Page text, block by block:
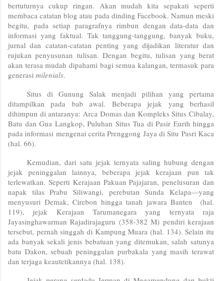
bertuturnya cukup ringan. Akan mudah kita sepakati seperti
membaca catatan blog atau pada dinding Facebook. Namun meski
begitu, pada setiap paragrafnya rimbun dengan data-data dan
informasi yang faktual. Tak tanggung-tanggung, banyak buku,
jurnal dan catatan-catatan penting yang dijadikan literatur dan
rujukan penyusunan tulisan. Dengan begitu, tulisan yang berat
akan terasa mudah dipahami bagi semua kalangan, termasuk para
generasi milenials.
Situs di Gunung Salak menjadi pilihan yang pertama
ditampilkan pada bab awal. Beberapa jejak yang berhasil
dihimpun di antaranya: Arca Domas dan Kompleks Situs Cibalay,
Batu dan Gua Langkop, Puluhan Situs Tua di Pasir Eurih hingga
pada informasi mengenai cerita Prenggong Jaya di Situ Pasri Kaca
(hal. 66).
Kemudian, dari satu jejak ternyata saling hubung dengan
jejak peninggalan lainnya, beberapa jejak kerajaan pun tak
terlewatkan. Seperti Kerajaan Pakuan Pajajaran, penelusuran dan
napak tilas Prabu Siliwangi, perebutan Sunda Kelapa—yang
menyusuri Demak, Cirebon hingga tanah jawara Banten
(hal.
119), jejak Kerajaan Tarumanegara yang ternyata raja
Jayasinghawarman Rajadirajaguru (358-382 M) pendiri kerajaan
tersebut, pernah singgah di Kampung Muara (hal. 134). Selain itu
ada banyak sekali jenis bebatuan yang ditemukan, salah satunya
batu Dakon, sebuah peninggalan purbakala yang masih terawat
dan terjaga keautetikannya (hal. 138).